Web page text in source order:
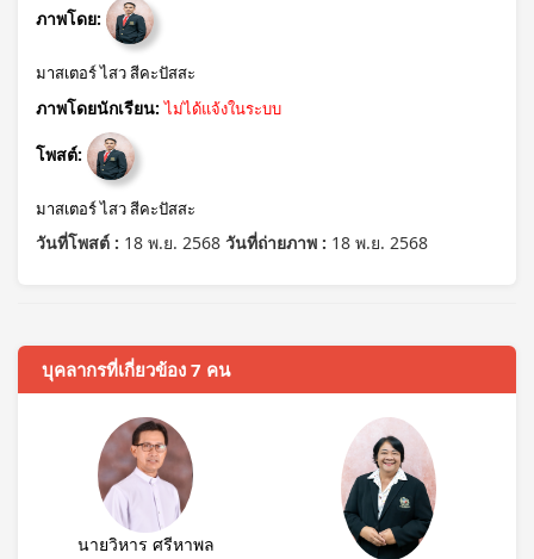
ภาพโดย:
มาสเตอร์ ไสว สีคะปัสสะ
ภาพโดยนักเรียน: ไม่ได้แจ้งในระบบ
โพสต์:
มาสเตอร์ ไสว สีคะปัสสะ
วันที่โพสต์ : 18 พ.ย. 2568 วันที่ถ่ายภาพ : 18 พ.ย. 2568
บุคลากรที่เกี่ยวข้อง 7 คน
นายวิหาร ศรีหาพล